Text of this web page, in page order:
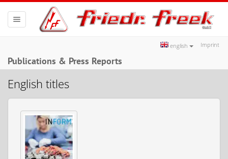
Imprint
english
Toggle
navigation
Publications & Press Reports
English titles